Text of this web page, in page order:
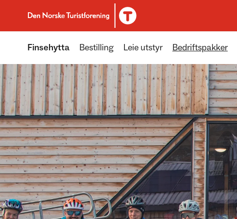
Til DNT.no forside
Finsehytta Bestilling Leie utstyr Bedriftspakker